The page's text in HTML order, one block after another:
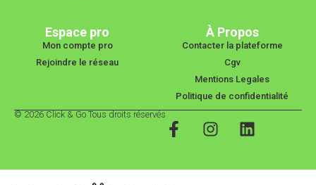
Espace pro
Mon compte pro
Rejoindre le réseau
À Propos
Contacter la plateforme
Cgv
Mentions Legales
Politique de confidentialité
© 2026 Click & Go Tous droits réservés